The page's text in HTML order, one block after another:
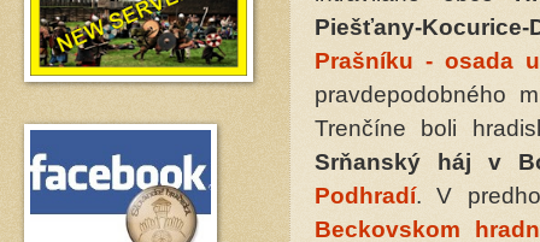
Piešťany-Kocurice-
Prašníku - osada
pravdepodobného
Trenčíne boli
Srňanský háj v
Podhradí. V
Beckovskom